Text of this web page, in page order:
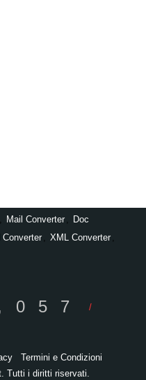
Mail Converter
Doc
Converter XML Converter
/
Termini e Condizioni
Tutti i diritti riservati.